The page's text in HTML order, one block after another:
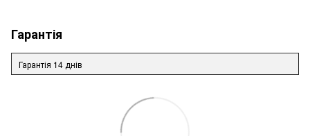
Гарантія
Гарантія 14 днів